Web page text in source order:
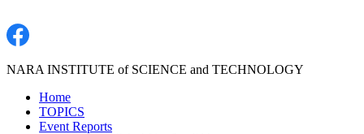
NARA INSTITUTE of SCIENCE and TECHNOLOGY
Home
TOPICS
Event Reports